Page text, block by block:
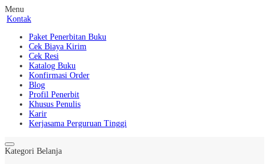
Menu
Kontak
Paket Penerbitan Buku
Cek Biaya Kirim
Cek Resi
Katalog Buku
Konfirmasi Order
Blog
Profil Penerbit
Khusus Penulis
Karir
Kerjasama Perguruan Tinggi
Kategori Belanja